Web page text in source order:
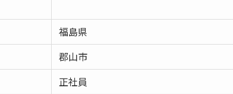
福島県
郡山市
正社員